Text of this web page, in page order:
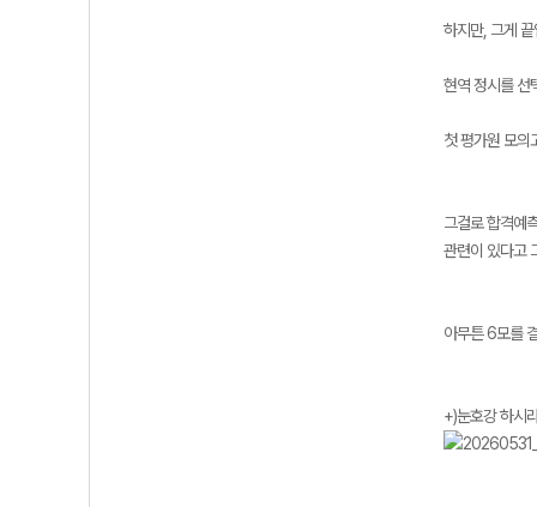
하지만, 그게
현역 정시를 선
첫 평가원 모의
그걸로 합격예
관련이 있다고
아무튼 6모를
+)눈호강 하시